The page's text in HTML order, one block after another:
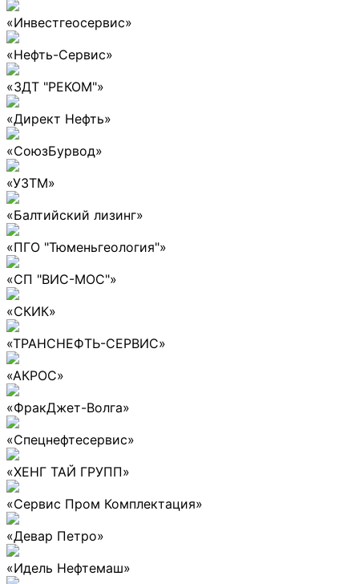
«Инвестгеосервис»
«Нефть-Сервис»
«ЗДТ "РЕКОМ"»
«Директ Нефть»
«СоюзБурвод»
«УЗТМ»
«Балтийский лизинг»
«ПГО "Тюменьгеология"»
«СП "ВИС-МОС"»
«СКИК»
«ТРАНСНЕФТЬ-СЕРВИС»
«АКРОС»
«ФракДжет-Волга»
«Спецнефтесервис»
«ХЕНГ ТАЙ ГРУПП»
«Сервис Пром Комплектация»
«Девар Петро»
«Идель Нефтемаш»